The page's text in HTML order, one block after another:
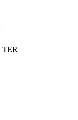
TER
OpenStreetMap